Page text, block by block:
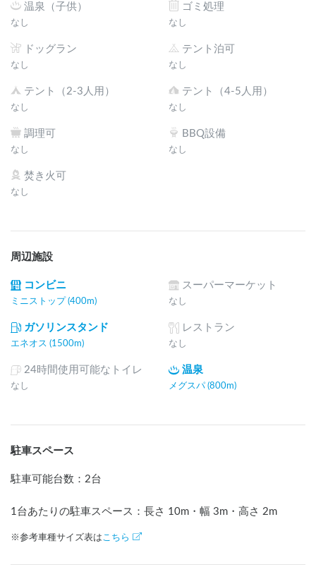
温泉（子供）
なし
ゴミ処理
なし
ドッグラン
なし
テント泊可
なし
テント（2-3人用）
なし
テント（4-5人用）
なし
調理可
なし
BBQ設備
なし
焚き火可
なし
周辺施設
コンビニ
ミニストップ (400m)
スーパーマーケット
なし
ガソリンスタンド
エネオス (1500m)
レストラン
なし
24時間使用可能なトイレ
なし
温泉
メグスパ (800m)
駐車スペース
駐車可能台数 ： 2台
1台あたりの駐車スペース：長さ 10m ・幅 3m ・高さ 2m
※参考車種サイズ表は こちら